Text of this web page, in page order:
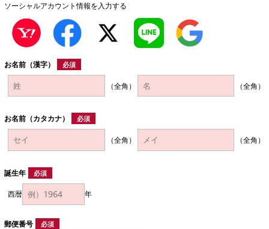
ソーシャルアカウント情報を入力する
お名前（漢字） 必須
（全角） （全角）
お名前（カタカナ） 必須
（全角） （全角）
誕生年 必須
西暦 年
郵便番号 必須